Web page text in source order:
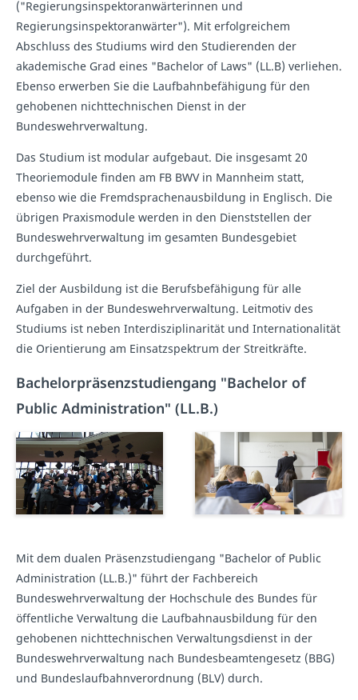
("Regierungsinspektoranwärterinnen und
Regierungsinspektoranwärter"). Mit erfolgreichem
Abschluss des Studiums wird den Studierenden der
akademische Grad eines "Bachelor of Laws" (LL.B) verliehen.
Ebenso erwerben Sie die Laufbahnbefähigung für den
gehobenen nichttechnischen Dienst in der
Bundeswehrverwaltung.
Das Studium ist modular aufgebaut. Die insgesamt 20
Theoriemodule finden am FB BWV in Mannheim statt,
ebenso wie die Fremdsprachenausbildung in Englisch. Die
übrigen Praxismodule werden in den Dienststellen der
Bundeswehrverwaltung im gesamten Bundesgebiet
durchgeführt.
Ziel der Ausbildung ist die Berufsbefähigung für alle
Aufgaben in der Bundeswehrverwaltung. Leitmotiv des
Studiums ist neben Interdisziplinarität und Internationalität
die Orientierung am Einsatzspektrum der Streitkräfte.
Bachelorpräsenzstudiengang "Bachelor of
Public Administration" (LL.B.)
Mit dem dualen Präsenzstudiengang "Bachelor of Public
Administration (LL.B.)" führt der Fachbereich
Bundeswehrverwaltung der Hochschule des Bundes für
öffentliche Verwaltung die Laufbahnausbildung für den
gehobenen nichttechnischen Verwaltungsdienst in der
Bundeswehrverwaltung nach Bundesbeamtengesetz (BBG)
und Bundeslaufbahnverordnung (BLV) durch.